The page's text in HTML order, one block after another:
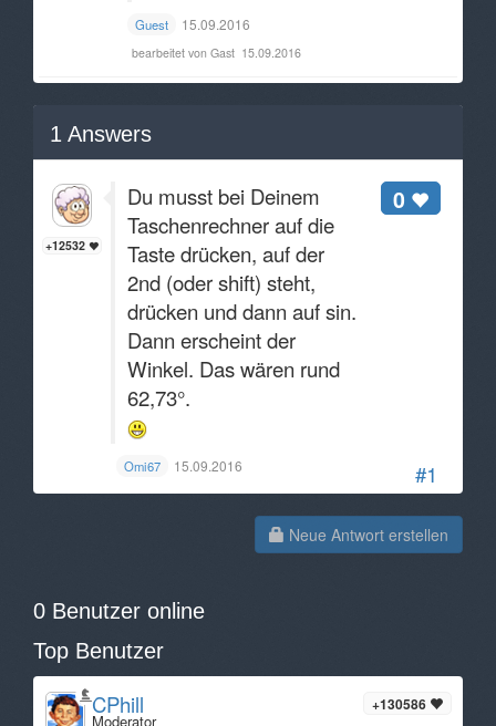
Guest 15.09.2016
bearbeitet von Gast 15.09.2016
1 Answers
#1
+12532
0
Du musst bei Deinem
Taschenrechner auf die
Taste drücken, auf der
2nd (oder shift) steht,
drücken und dann auf sin.
Dann erscheint der
Winkel. Das wären rund
62,73°.
Omi67 15.09.2016
Neue Antwort erstellen
0 Benutzer online
Top Benutzer
+130586
CPhill
Moderator